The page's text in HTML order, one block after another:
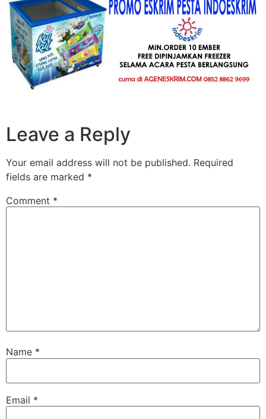
Leave a Reply
Your email address will not be published. Required
fields are marked *
Comment *
Name *
Email *